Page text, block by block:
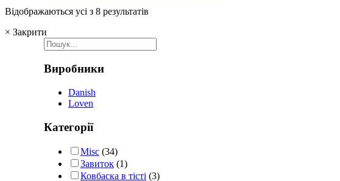
Відображаються усі з 8 результатів
× Закрити
Виробники
Danish
Loven
Категорії
Misc (34)
Завиток (1)
Ковбаска в тісті (3)